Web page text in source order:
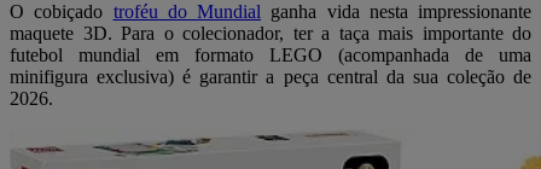
O cobiçado troféu do Mundial ganha vida nesta impressionante
maquete 3D. Para o colecionador, ter a taça mais importante do
futebol mundial em formato LEGO (acompanhada de uma
minifigura exclusiva) é garantir a peça central da sua coleção de
2026.